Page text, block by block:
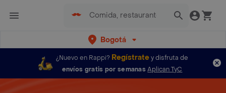
Bogotá
¿Nuevo en Rappi? Regístratey disfruta de
envíos gratis por semanas Aplican TyC